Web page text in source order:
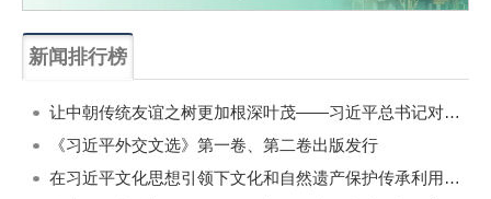
新闻排行榜
让中朝传统友谊之树更加根深叶茂——习近平总书记对朝鲜进行国事访问纪实
《习近平外交文选》第一卷、第二卷出版发行
在习近平文化思想引领下文化和自然遗产保护传承利用工作开创新局面